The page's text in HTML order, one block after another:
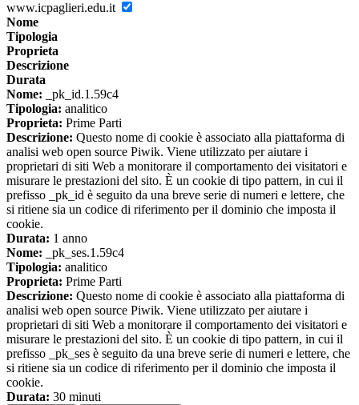
www.icpaglieri.edu.it
Nome
Tipologia
Proprieta
Descrizione
Durata
Nome: _pk_id.1.59c4
Tipologia: analitico
Proprieta: Prime Parti
Descrizione: Questo nome di cookie è associato alla piattaforma di
analisi web open source Piwik. Viene utilizzato per aiutare i
proprietari di siti Web a monitorare il comportamento dei visitatori e
misurare le prestazioni del sito. È un cookie di tipo pattern, in cui il
prefisso _pk_id è seguito da una breve serie di numeri e lettere, che
si ritiene sia un codice di riferimento per il dominio che imposta il
cookie.
Durata: 1 anno
Nome: _pk_ses.1.59c4
Tipologia: analitico
Proprieta: Prime Parti
Descrizione: Questo nome di cookie è associato alla piattaforma di
analisi web open source Piwik. Viene utilizzato per aiutare i
proprietari di siti Web a monitorare il comportamento dei visitatori e
misurare le prestazioni del sito. È un cookie di tipo pattern, in cui il
prefisso _pk_ses è seguito da una breve serie di numeri e lettere, che
si ritiene sia un codice di riferimento per il dominio che imposta il
cookie.
Durata: 30 minuti